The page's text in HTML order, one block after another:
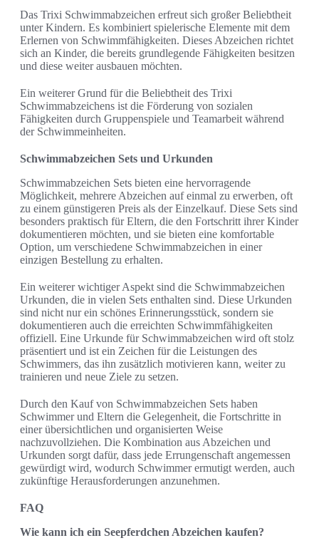
Das Trixi Schwimmabzeichen erfreut sich großer Beliebtheit
unter Kindern. Es kombiniert spielerische Elemente mit dem
Erlernen von Schwimmfähigkeiten. Dieses Abzeichen richtet
sich an Kinder, die bereits grundlegende Fähigkeiten besitzen
und diese weiter ausbauen möchten.
Ein weiterer Grund für die Beliebtheit des Trixi
Schwimmabzeichens ist die Förderung von sozialen
Fähigkeiten durch Gruppenspiele und Teamarbeit während
der Schwimmeinheiten.
Schwimmabzeichen Sets und Urkunden
Schwimmabzeichen Sets bieten eine hervorragende
Möglichkeit, mehrere Abzeichen auf einmal zu erwerben, oft
zu einem günstigeren Preis als der Einzelkauf. Diese Sets sind
besonders praktisch für Eltern, die den Fortschritt ihrer Kinder
dokumentieren möchten, und sie bieten eine komfortable
Option, um verschiedene Schwimmabzeichen in einer
einzigen Bestellung zu erhalten.
Ein weiterer wichtiger Aspekt sind die Schwimmabzeichen
Urkunden, die in vielen Sets enthalten sind. Diese Urkunden
sind nicht nur ein schönes Erinnerungsstück, sondern sie
dokumentieren auch die erreichten Schwimmfähigkeiten
offiziell. Eine Urkunde für Schwimmabzeichen wird oft stolz
präsentiert und ist ein Zeichen für die Leistungen des
Schwimmers, das ihn zusätzlich motivieren kann, weiter zu
trainieren und neue Ziele zu setzen.
Durch den Kauf von Schwimmabzeichen Sets haben
Schwimmer und Eltern die Gelegenheit, die Fortschritte in
einer übersichtlichen und organisierten Weise
nachzuvollziehen. Die Kombination aus Abzeichen und
Urkunden sorgt dafür, dass jede Errungenschaft angemessen
gewürdigt wird, wodurch Schwimmer ermutigt werden, auch
zukünftige Herausforderungen anzunehmen.
FAQ
Wie kann ich ein Seepferdchen Abzeichen kaufen?